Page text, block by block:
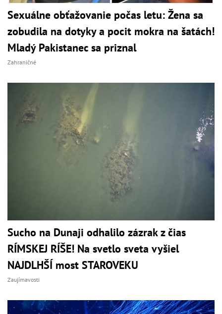
Sexuálne obťažovanie počas letu: Žena sa
zobudila na dotyky a pocit mokra na šatách!
Mladý Pakistanec sa priznal
Zahraničné
Sucho na Dunaji odhalilo zázrak z čias
RÍMSKEJ RÍŠE! Na svetlo sveta vyšiel
NAJDLHŠÍ most STAROVEKU
Zaujímavosti